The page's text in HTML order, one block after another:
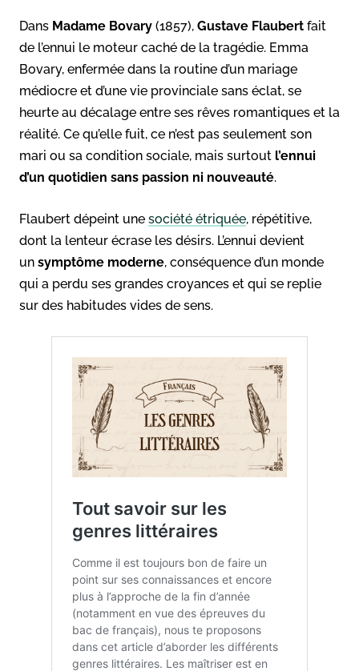
Dans Madame Bovary (1857), Gustave Flaubert fait
de l’ennui le moteur caché de la tragédie. Emma
Bovary, enfermée dans la routine d’un mariage
médiocre et d’une vie provinciale sans éclat, se
heurte au décalage entre ses rêves romantiques et la
réalité. Ce qu’elle fuit, ce n’est pas seulement son
mari ou sa condition sociale, mais surtout l’ennui
d’un quotidien sans passion ni nouveauté.
Flaubert dépeint une société étriquée, répétitive,
dont la lenteur écrase les désirs. L’ennui devient
un symptôme moderne, conséquence d’un monde
qui a perdu ses grandes croyances et qui se replie
sur des habitudes vides de sens.